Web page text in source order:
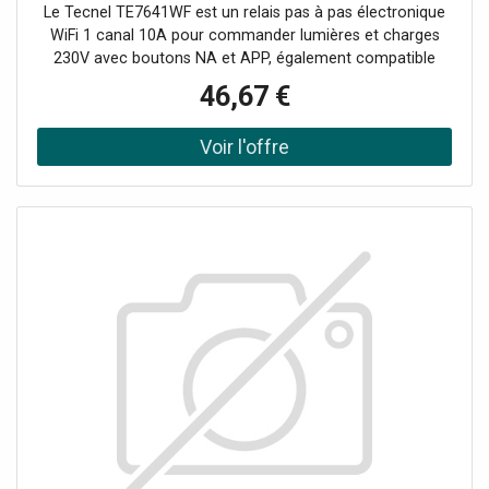
Le Tecnel TE7641WF est un relais pas à pas électronique
WiFi 1 canal 10A pour commander lumières et charges
230V avec boutons NA et APP, également compatible
avec commandes vocales Google/Alexa Tension
d'alimentation Entrée 230 Vac Fréquence réseau 50 Hz
Signal de commande Boutons, WiFi Contact 10 Ampères
Dimensions (mm) : 88 x 39 x 23 Indice de protection IP20
Google Assistant et Amazon Alexa (commandes vocales)
Installation dans tableau avec connexions de commande
limitées (max ~2 mètres) ; pour distances plus grandes
utiliser relais impulsifs près du dispositif
46,67 €